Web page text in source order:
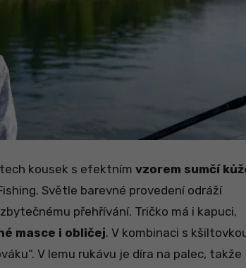
kousek s efektním vzorem sumčí
Světle barevné provedení odráží
přehřívání. Tričko má i kapuci,
masce i obličej. V kombinaci s
V lemu rukávu je díra na palec, takže